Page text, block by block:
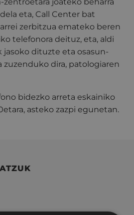
eta, Call Center bat
zerbitzua emateko beren
telefonora deituz, eta, aldi
jasoko dituzte eta osasun-
zuzenduko dira, patologiaren
bidezko arreta eskainiko
asteko zazpi egunetan.